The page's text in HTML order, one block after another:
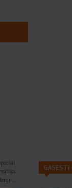
GASESTI